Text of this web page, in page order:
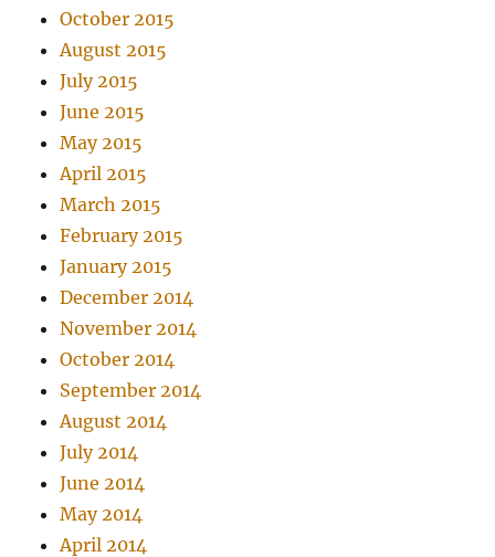
October 2015
August 2015
July 2015
June 2015
May 2015
April 2015
March 2015
February 2015
January 2015
December 2014
November 2014
October 2014
September 2014
August 2014
July 2014
June 2014
May 2014
April 2014